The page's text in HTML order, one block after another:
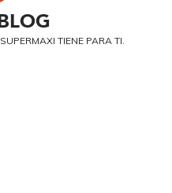
TIENE PARA TI.